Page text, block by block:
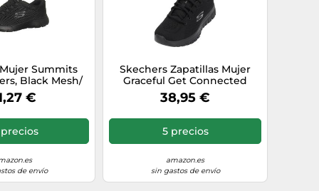
Summits
Black Mesh/
40 EU
€
precios
de envío
Skechers Zapatillas Mujer
Graceful Get Connected
Regular Negro con ribete de
malla Talla 38,5 EU
38,95 €
5 precios
amazon.es
sin gastos de envío